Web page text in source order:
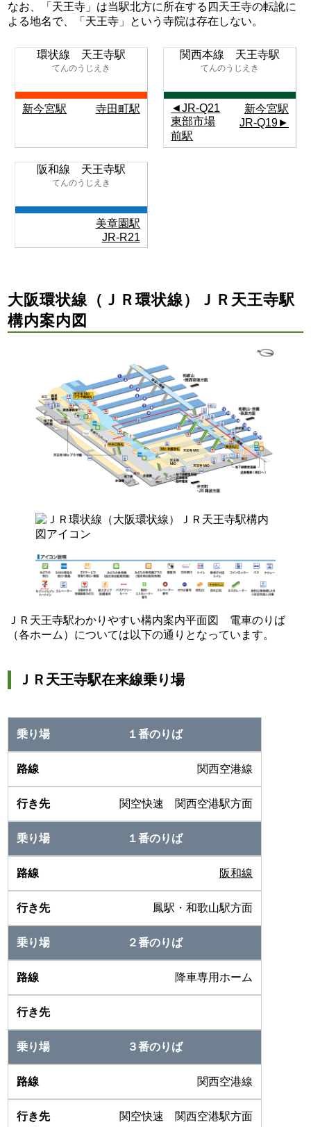
なお、「天王寺」は当駅北方に所在する四天王寺の転訛に
よる地名で、「天王寺」という寺院は存在しない。
環状線 天王寺駅
てんのうじえき
新今宮駅 寺田町駅
関西本線 天王寺駅
てんのうじえき
◄JR-Q21
東部市場
前駅
新今宮駅
JR-Q19►
阪和線 天王寺駅
てんのうじえき
美章園駅
JR-R21
大阪環状線（ＪＲ環状線）ＪＲ天王寺駅
構内案内図
ＪＲ天王寺駅わかりやすい構内案内平面図 電車のりば
（各ホーム）については以下の通りとなっています。
ＪＲ天王寺駅在来線乗り場
１番のりば
関西空港線
関空快速 関西空港駅方面
１番のりば
阪和線
鳳駅・和歌山駅方面
２番のりば
降車専用ホーム
３番のりば
関西空港線
関空快速 関西空港駅方面